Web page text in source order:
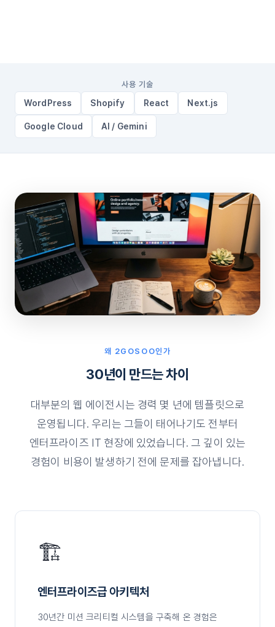
사용 기술
WordPress Shopify React Next.js
Google Cloud AI / Gemini
왜 2GOSOO인가
30년이 만드는 차이
대부분의 웹 에이전시는 경력 몇 년에 템플릿으로
운영됩니다. 우리는 그들이 태어나기도 전부터
엔터프라이즈 IT 현장에 있었습니다. 그 깊이 있는
경험이 비용이 발생하기 전에 문제를 잡아냅니다.
🏗️
엔터프라이즈급 아키텍처
30년간 미션 크리티컬 시스템을 구축해 온 경험은